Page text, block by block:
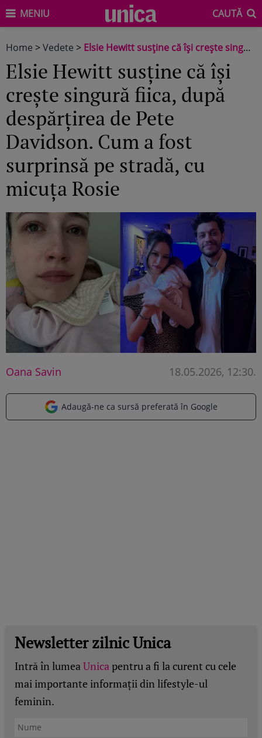
MENIU CAUTĂ
Home >Vedete > Elsie Hewitt susține că își crește singură fiica, după despărțirea de Pete Davidson. Cum a fost surprinsă pe stradă, cu micuța Rosie
Elsie Hewitt susține că își
crește singură fiica, după
despărțirea de Pete
Davidson. Cum a fost
surprinsă pe stradă, cu
micuța Rosie
Oana Savin 18.05.2026, 12:30.
Adaugă-ne ca sursă preferată în Google
Newsletter zilnic Unica
Intră în lumeaUnicapentru a fi la curent cu cele
mai importante informații din lifestyle-ul
feminin.